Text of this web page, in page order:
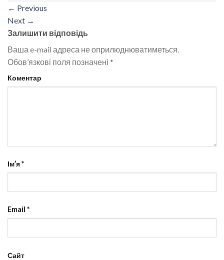
← Previous
Next →
Залишити відповідь
Ваша e-mail адреса не оприлюднюватиметься.
Обов’язкові поля позначені *
Коментар
Ім’я*
Email *
Сайт